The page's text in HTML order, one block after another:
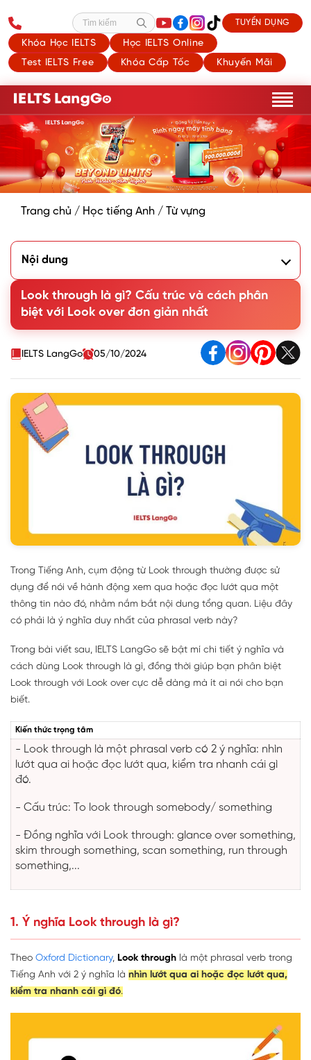
Khóa Học IELTS
Học IELTS Online
Test IELTS Free
Khóa Cấp Tốc Khuyến Mãi
Tìm kiếm TUYỂN DỤNG
Trang chủ / Học tiếng Anh / Từ vựng
Nội dung
Nghĩa 1: Nhìn lướt qua ai
Nghĩa 2: Đọc lướt qua hoặc kiểm tra nhanh cái gì
3. Phân biệt Look through với Look over chi tiết trong Tiếng
4. Bài tập thực hành với cấu trúc Look through
Look through là gì? Cấu trúc và cách phân
biệt với Look over đơn giản nhất
IELTS LangGo 05/10/2024
Trong Tiếng Anh, cụm động từ Look through thường được sử
dụng để nói về hành động xem qua hoặc đọc lướt qua một
thông tin nào đó, nhằm nắm bắt nội dung tổng quan. Liệu đây
có phải là ý nghĩa duy nhất của phrasal verb này?
Trong bài viết sau, IELTS LangGo sẽ bật mí chi tiết ý nghĩa và
cách dùng Look through là gì, đồng thời giúp bạn phân biệt
Look through với Look over cực dễ dàng mà ít ai nói cho bạn
biết.
Kiến thức trọng tâm
- Look through là một phrasal verb có 2 ý nghĩa: nhìn
lướt qua ai hoặc đọc lướt qua, kiểm tra nhanh cái gì
đó.
- Cấu trúc: To look through somebody/ something
- Đồng nghĩa với Look through: glance over something,
skim through something, scan something, run through
something,...
1. Ý nghĩa Look through là gì?
Theo Oxford Dictionary, Look through là một phrasal verb trong
Tiếng Anh với 2 ý nghĩa là nhìn lướt qua ai hoặc đọc lướt qua,
kiểm tra nhanh cái gì đó.